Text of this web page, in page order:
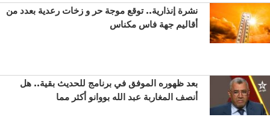
نشرة إنذارية.. توقع موجة حر و زخات رعدية بعدد من
أقاليم جهة فاس مكناس
بعد ظهوره الموفق في برنامج للحديث بقية.. هل
أنصف المغاربة عبد الله بووانو أكثر مما